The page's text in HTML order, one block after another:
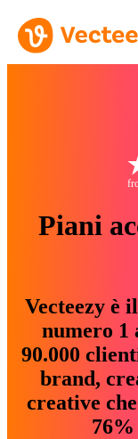
Piani
Vecteezy è
numero 1
90.000
brand,
creative
76%